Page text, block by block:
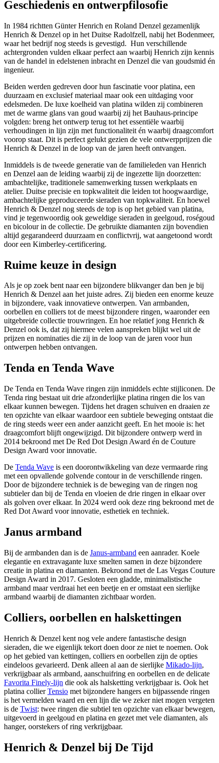
Geschiedenis en ontwerpfilosofie
In 1984 richtten Günter Henrich en Roland Denzel gezamenlijk
Henrich & Denzel op in het Duitse Radolfzell, nabij het Bodenmeer,
waar het bedrijf nog steeds is gevestigd. Hun verschillende
achtergronden vulden elkaar perfect aan waarbij Henrich zijn kennis
van de handel in edelstenen inbracht en Denzel die van goudsmid én
ingenieur.
Beiden werden gedreven door hun fascinatie voor platina, een
duurzaam en exclusief materiaal maar ook een uitdaging voor
edelsmeden. De luxe koelheid van platina wilden zij combineren
met de warme glans van goud waarbij zij het Bauhaus-principe
volgden: breng het ontwerp terug tot het essentiële waarbij
verhoudingen in lijn zijn met functionaliteit én waarbij draagcomfort
voorop staat. Dit is perfect gelukt gezien de vele ontwerpprijzen die
Henrich & Denzel in de loop van de jaren heeft ontvangen.
Inmiddels is de tweede generatie van de familieleden van Henrich
en Denzel aan de leiding waarbij zij de ingezette lijn doorzetten:
ambachtelijke, traditionele samenwerking tussen werkplaats en
atelier. Duitse precisie en topkwaliteit die leiden tot hoogwaardige,
ambachtelijke geproduceerde sieraden van topkwaliteit. En hoewel
Henrich & Denzel nog steeds de top is op het gebied van platina,
vind je tegenwoordig ook geweldige sieraden in geelgoud, roségoud
en bicolour in de collectie. De gebruikte diamanten zijn bovendien
altijd gegarandeerd duurzaam en conflictvrij, wat aangetoond wordt
door een Kimberley-certificering.
Ruime keuze in design
Als je op zoek bent naar een bijzondere blikvanger dan ben je bij
Henrich & Denzel aan het juiste adres. Zij bieden een enorme keuze
in bijzondere, vaak innovatieve ontwerpen. Van armbanden,
oorbellen en colliers tot de meest bijzondere ringen, waaronder een
uitgebreide collectie trouwringen. En hoe relatief jong Henrich &
Denzel ook is, dat zij hiermee velen aanspreken blijkt wel uit de
prijzen en nominaties die zij in de loop van de jaren voor hun
ontwerpen hebben ontvangen.
Tenda en Tenda Wave
De Tenda en Tenda Wave ringen zijn inmiddels echte stijliconen. De
Tenda ring bestaat uit drie afzonderlijke platina ringen die los van
elkaar kunnen bewegen. Tijdens het dragen schuiven en draaien ze
ten opzichte van elkaar waardoor een subtiele beweging ontstaat die
de ring steeds weer een ander aanzicht geeft. En het mooie is: het
draagcomfort blijft ongewijzigd. Dit bijzondere ontwerp werd in
2014 bekroond met De Red Dot Design Award én de Couture
Design Award voor innovatie.
De Tenda Wave is een doorontwikkeling van deze vermaarde ring
met een opvallende golvende contour in de verschillende ringen.
Door de bijzondere techniek is de beweging van de ringen nog
subtieler dan bij de Tenda en vloeien de drie ringen in elkaar over
als golven over elkaar. In 2024 werd ook deze ring bekroond met de
Red Dot Award voor innovatie, esthetiek en techniek.
Janus armband
Bij de armbanden dan is de Janus-armband een aanrader. Koele
elegantie en extravagante luxe smelten samen in deze bijzondere
creatie in platina en diamanten. Bekroond met de Las Vegas Couture
Design Award in 2017. Gesloten een gladde, minimalistische
armband maar verdraai het een beetje en er omstaat een sierlijke
armband waarbij de diamanten zichtbaar worden.
Colliers, oorbellen en halskettingen
Henrich & Denzel kent nog vele andere fantastische design
sieraden, die we eigenlijk tekort doen door ze niet te noemen. Ook
op het gebied van kettingen, colliers en oorbellen zijn de opties
eindeloos gevarieerd. Denk alleen al aan de sierlijke Mikado-lijn,
verkrijgbaar als armband, aanschuifring en oorbellen en de delicate
Favorita Finely-lijn die ook als halsketting verkrijgbaar is. Ook het
platina collierTensio met bijzondere hangers en bijpassende ringen
is het vermelden waard en een lijn die we zeker niet mogen vergeten
is de Twist: twee ringen die subtiel ten opzichte van elkaar bewegen,
uitgevoerd in geelgoud en platina en gezet met vele diamanten, als
hanger, oorstekers of ring verkrijgbaar.
Henrich & Denzel bij De Tijd